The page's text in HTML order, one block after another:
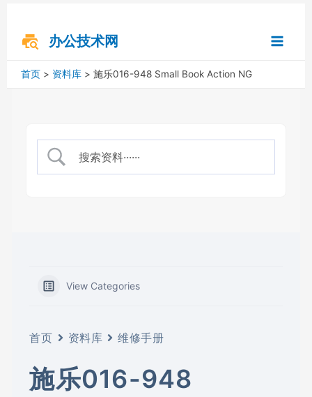
办公技术网
Menu
首页 资料库 施乐016-948 Small Book Action NG
View Categories
首页 资料库 维修手册
施乐016-948